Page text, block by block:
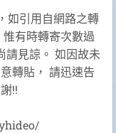
如引用自網路之轉
有時轉寄次數過
請見諒。 如因故未
轉貼， 請迅速告
!!